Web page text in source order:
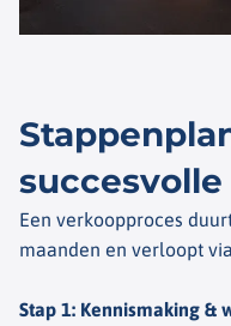
Een verkoopproces
maanden en verloopt
Stap 1: Kennismaking &